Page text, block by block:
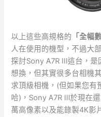
以上這些高規格的 「全幅
人在使用的機型，不過大
探討Sony A7R III這台，
想換，但其實很多台相機
求頂級相機，(但如果您有
哈)，Sony A7R III於現在
萬高像素以及能錄製4K影